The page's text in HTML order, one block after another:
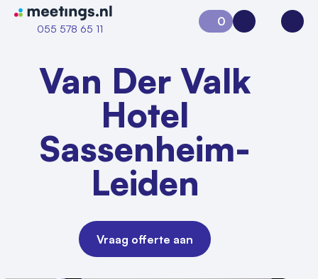
Naar home van Meetings
055 578 65 11
Vraag locatie aan
0
Aanvraag 0Inloggen
Van Der Valk
Hotel
Sassenheim-
Leiden
Vraag offerte aan